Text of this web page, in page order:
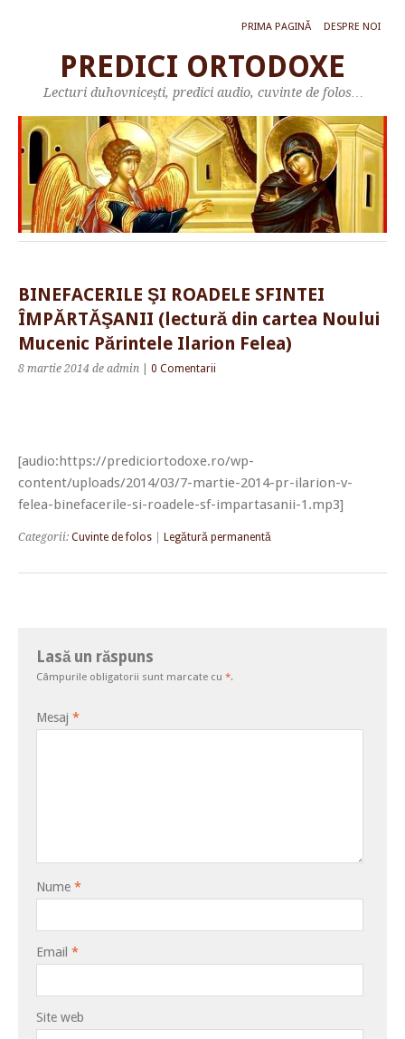
PRIMA PAGINĂ DESPRE NOI
PREDICI ORTODOXE
Lecturi duhovniceşti, predici audio, cuvinte de folos…
BINEFACERILE ŞI ROADELE SFINTEI
ÎMPĂRTĂŞANII (lectură din cartea Noului
Mucenic Părintele Ilarion Felea)
8 martie 2014 de admin 0 Comentarii
[audio:https://prediciortodoxe.ro/wp-
content/uploads/2014/03/7-martie-2014-pr-ilarion-v-
felea-binefacerile-si-roadele-sf-impartasanii-1.mp3]
Categorii: Cuvinte de folos Legătură permanentă
Lasă un răspuns
Câmpurile obligatorii sunt marcate cu *.
Mesaj *
Nume *
Email *
Site web